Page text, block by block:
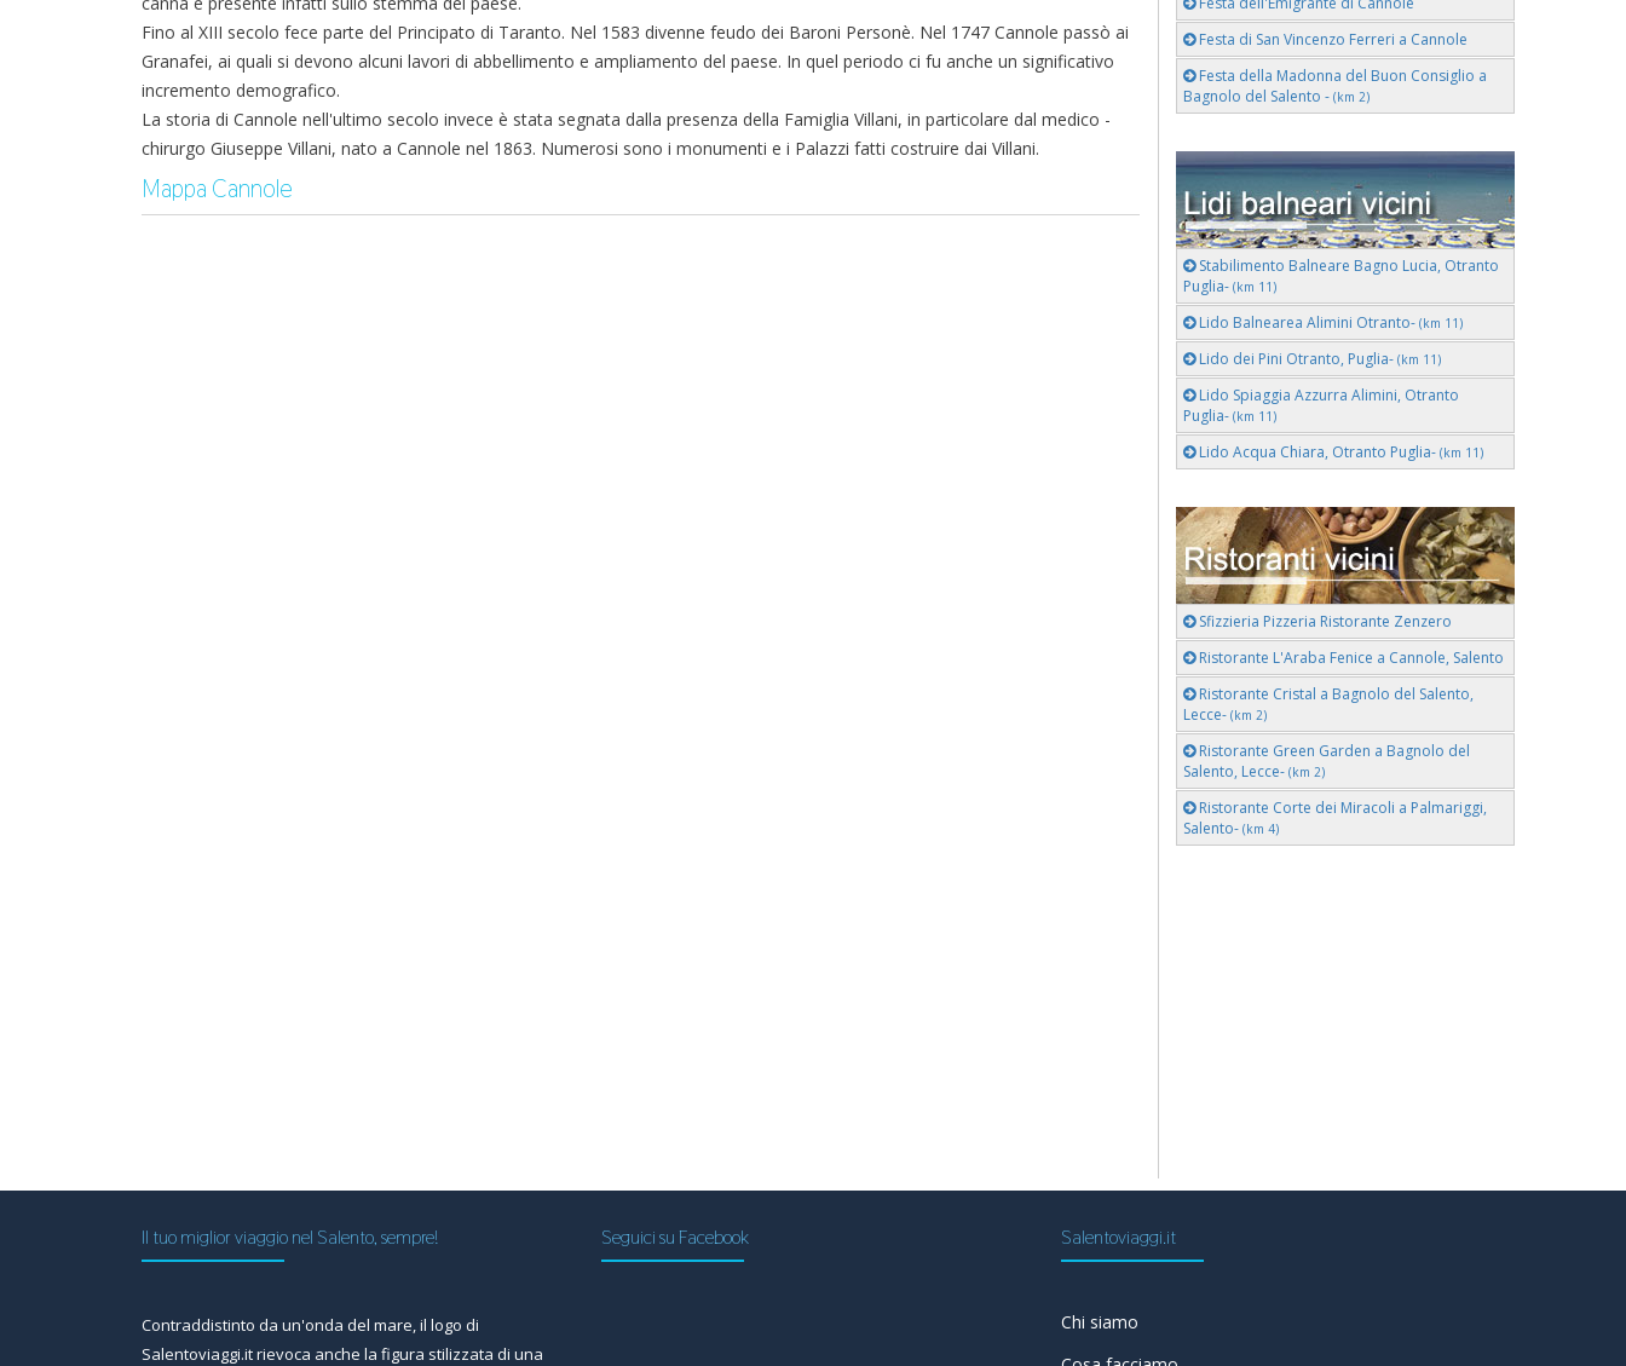
Fino al XIII secolo fece parte del Principato di Taranto. Nel 1583 divenne feudo dei Baroni Personè. Nel 1747 Cannole passò ai
Granafei, ai quali si devono alcuni lavori di abbellimento e ampliamento del paese. In quel periodo ci fu anche un significativo
incremento demografico.
La storia di Cannole nell'ultimo secolo invece è stata segnata dalla presenza della Famiglia Villani, in particolare dal medico -
chirurgo Giuseppe Villani, nato a Cannole nel 1863. Numerosi sono i monumenti e i Palazzi fatti costruire dai Villani.
Mappa Cannole
Festa di San Vincenzo Ferreri a Cannole
Festa della Madonna del Buon Consiglio a
Bagnolo del Salento - (km 2)
Stabilimento Balneare Bagno Lucia, Otranto
Puglia- (km 11)
Lido Balnearea Alimini Otranto- (km 11)
Lido dei Pini Otranto, Puglia- (km 11)
Lido Spiaggia Azzurra Alimini, Otranto
Puglia- (km 11)
Lido Acqua Chiara, Otranto Puglia- (km 11)
Sfizzieria Pizzeria Ristorante Zenzero
Ristorante L'Araba Fenice a Cannole, Salento
Ristorante Cristal a Bagnolo del Salento,
Lecce- (km 2)
Ristorante Green Garden a Bagnolo del
Salento, Lecce- (km 2)
Ristorante Corte dei Miracoli a Palmariggi,
Salento- (km 4)
Il tuo miglior viaggio nel Salento, sempre!
Contraddistinto da un'onda del mare, il logo di
Salentoviaggi.it rievoca anche la figura stilizzata di una
Seguici su Facebook Salentoviaggi.it
Chi siamo